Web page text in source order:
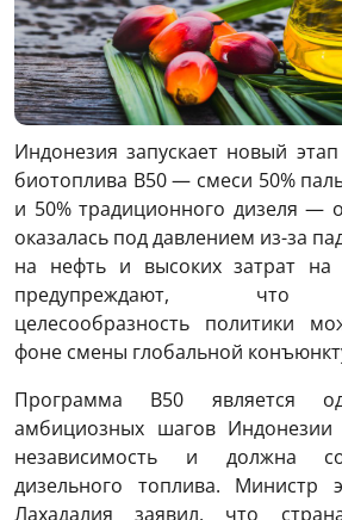
Индонезия запускает новый
биотоплива B50 — смеси 50%
и 50% традиционного дизеля —
оказалась под давлением из-за
на нефть и высоких затрат на
предупреждают, что
целесообразность политики
фоне смены глобальной
Программа B50 является
амбициозных шагов Индонезии
независимость и должна
дизельного топлива. Министр
Лахадалия заявил, что